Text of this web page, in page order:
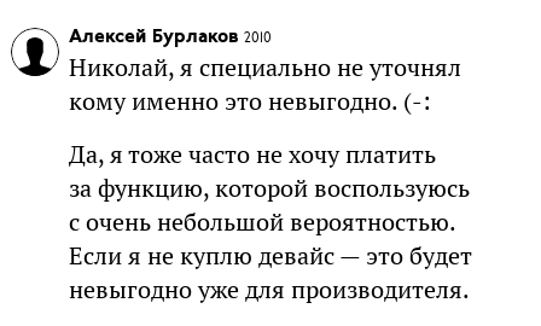
Алексей Бурлаков 2010
Николай, я специально не уточнял
кому именно это невыгодно. (-:
Да, я тоже часто не хочу платить
за функцию, которой воспользуюсь
с очень небольшой вероятностью.
Если я не куплю девайс — это будет
невыгодно уже для производителя.